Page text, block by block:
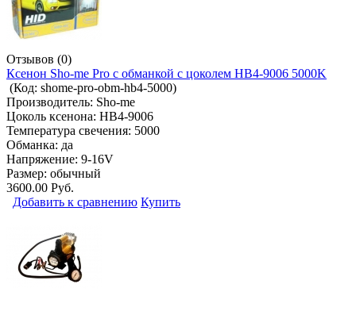
Отзывов (0)
Ксенон Sho-me Pro с обманкой с цоколем HB4-9006 5000K
(Код: shome-pro-obm-hb4-5000)
Производитель: Sho-me
Цоколь ксенона: HB4-9006
Температура свечения: 5000
Обманка: да
Напряжение: 9-16V
Размер: обычный
3600.00 Руб.
Добавить к сравнению Купить